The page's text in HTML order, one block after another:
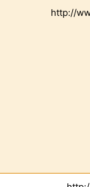
http://